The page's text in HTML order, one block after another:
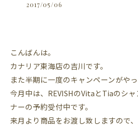
2017/05/06
こんばんは。
カナリア東海店の吉川です。
また半期に一度のキャンペーンがや
今月中は、REVISHのVitaとTiaのシ
ナーの予約受付中です。
来月より商品をお渡し致しますので